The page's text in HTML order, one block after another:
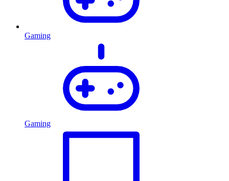
Gaming
Gaming